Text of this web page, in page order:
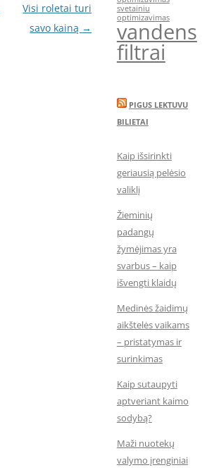
Visi roletai turi
savo kainą →
svetainiu
optimizavimas
vandens
filtrai
PIGUS LEKTUVU
BILIETAI
Kaip išsirinkti
geriausią pelėsio
valiklį
Žieminių
padangų
žymėjimas yra
svarbus – kaip
išvengti klaidų
Medinės žaidimų
aikštelės vaikams
– pristatymas ir
surinkimas
Kaip sutaupyti
aptveriant kaimo
sodybą?
Maži nuotekų
valymo įrenginiai